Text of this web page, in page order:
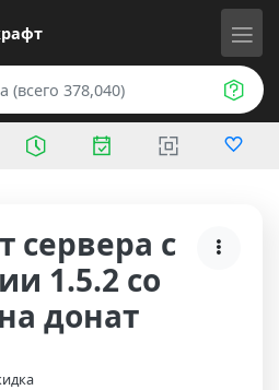
сервера с
1.5.2 со
донат